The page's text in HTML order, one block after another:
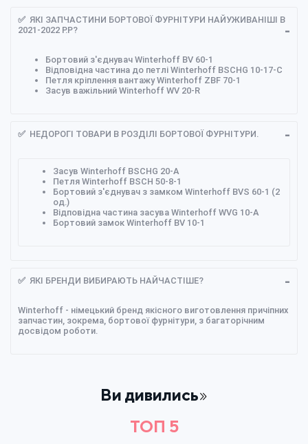
✅ ЯКІ ЗАПЧАСТИНИ БОРТОВОЇ ФУРНІТУРИ НАЙУЖИВАНІШІ В
2021-2022 Р.Р?
Бортовий з'єднувач Winterhoff BV 60-1
Відповідна частина до петлі Winterhoff BSCHG 10-17-C
Петля кріплення вантажу Winterhoff ZBF 70-1
Засув важільний Winterhoff WV 20-R
✅ НЕДОРОГІ ТОВАРИ В РОЗДІЛІ БОРТОВОЇ ФУРНІТУРИ.
Засув Winterhoff BSCHG 20-A
Петля Winterhoff BSCH 50-8-1
Бортовий з'єднувач з замком Winterhoff BVS 60-1 (2
од.)
Відповідна частина засува Winterhoff WVG 10-A
Бортовий замок Winterhoff BV 10-1
✅ ЯКІ БРЕНДИ ВИБИРАЮТЬ НАЙЧАСТІШЕ?
Winterhoff - німецький бренд якісного виготовлення причіпних
запчастин, зокрема, бортової фурнітури, з багаторічним
досвідом роботи.
Ви дивились
ТОП 5